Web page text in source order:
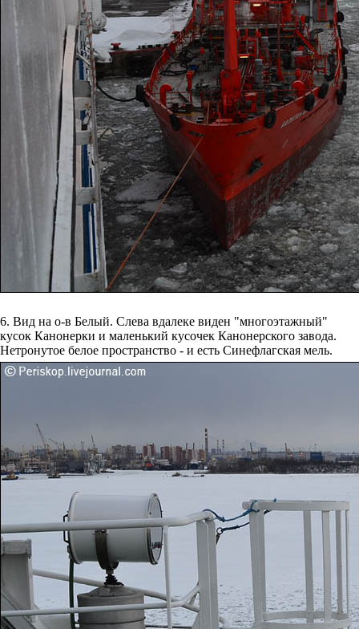
6. Вид на о-в Белый. Слева вдалеке виден "многоэтажный"
кусок Канонерки и маленький кусочек Канонерского завода.
Нетронутое белое пространство - и есть Синефлагская мель.